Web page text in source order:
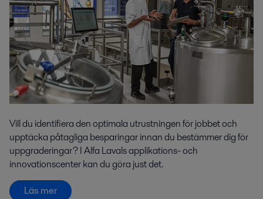
Vill du identifiera den optimala utrustningen för jobbet och
upptäcka påtagliga besparingar innan du bestämmer dig för
uppgraderingar? I Alfa Lavals applikations- och
innovationscenter kan du göra just det.
Läs mer